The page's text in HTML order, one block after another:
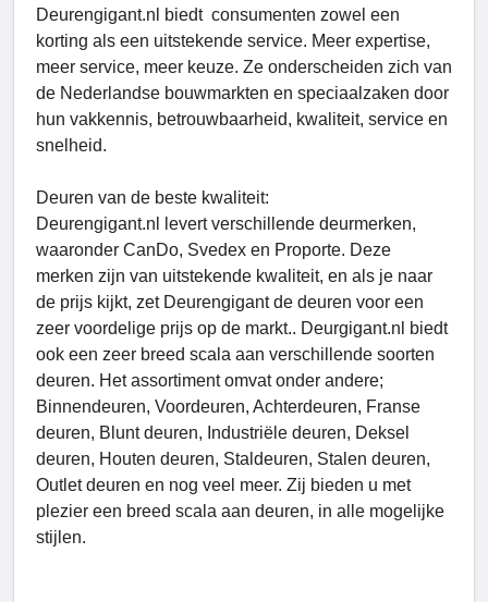
Deurengigant.nl biedt consumenten zowel een
korting als een uitstekende service. Meer expertise,
meer service, meer keuze. Ze onderscheiden zich van
de Nederlandse bouwmarkten en speciaalzaken door
hun vakkennis, betrouwbaarheid, kwaliteit, service en
snelheid.
Deuren van de beste kwaliteit:
Deurengigant.nl levert verschillende deurmerken,
waaronder CanDo, Svedex en Proporte. Deze
merken zijn van uitstekende kwaliteit, en als je naar
de prijs kijkt, zet Deurengigant de deuren voor een
zeer voordelige prijs op de markt.. Deurgigant.nl biedt
ook een zeer breed scala aan verschillende soorten
deuren. Het assortiment omvat onder andere;
Binnendeuren, Voordeuren, Achterdeuren, Franse
deuren, Blunt deuren, Industriële deuren, Deksel
deuren, Houten deuren, Staldeuren, Stalen deuren,
Outlet deuren en nog veel meer. Zij bieden u met
plezier een breed scala aan deuren, in alle mogelijke
stijlen.